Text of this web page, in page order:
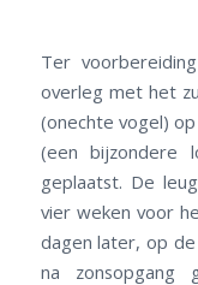
Ter
overleg met het
(onechte vogel)
(een bijzondere
geplaatst. De
vier weken voor
dagen later, op
na zonsopgang